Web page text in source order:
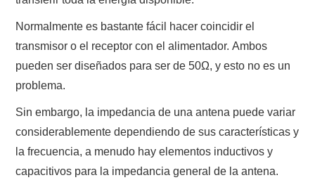
Normalmente es bastante fácil hacer coincidir el
transmisor o el receptor con el alimentador. Ambos
pueden ser diseñados para ser de 50Ω, y esto no es un
problema.
Sin embargo, la impedancia de una antena puede variar
considerablemente dependiendo de sus características y
la frecuencia, a menudo hay elementos inductivos y
capacitivos para la impedancia general de la antena.